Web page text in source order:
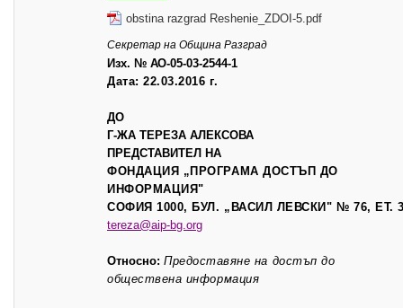
obstina razgrad Reshenie_ZDOI-5.pdf
Секретар на Община Разград
Изх. № АО-05-03-2544-1
Дата: 22.03.2016 г.
ДО
Г-ЖА ТЕРЕЗА АЛЕКСОВА
ПРЕДСТАВИТЕЛ НА
ФОНДАЦИЯ „ПРОГРАМА ДОСТЪП ДО
ИНФОРМАЦИЯ"
СОФИЯ 1000, БУЛ. „ВАСИЛ ЛЕВСКИ" № 76, ЕТ.
tereza@aip-bg.org
Относно: Предоставяне на достъп до
обществена информация